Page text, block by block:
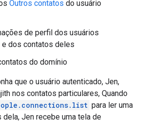
Outros contatos do usuário
de perfil dos usuários
e dos contatos deles
do domínio
que o usuário autenticado, Jen,
nos contatos particulares, Quando
para ler uma
Jen recebe uma tela de